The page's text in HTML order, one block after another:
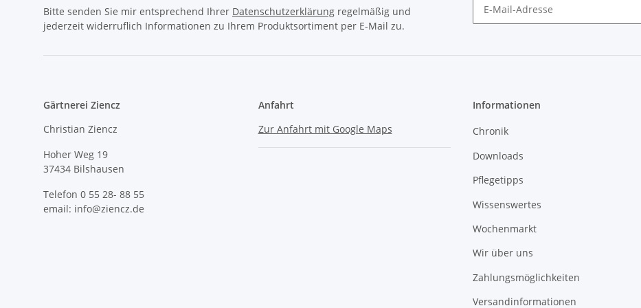
Bitte senden Sie mir entsprechend Ihrer Datenschutzerklärung regelmäßig und
jederzeit widerruflich Informationen zu Ihrem Produktsortiment per E-Mail zu.
Gärtnerei Ziencz
Christian Ziencz
Hoher Weg 19
37434 Bilshausen
Telefon 0 55 28- 88 55
email: info@ziencz.de
Anfahrt
Zur Anfahrt mit Google Maps
Informationen
Chronik
Downloads
Pflegetipps
Wissenswertes
Wochenmarkt
Wir über uns
Zahlungsmöglichkeiten
Versandinformationen